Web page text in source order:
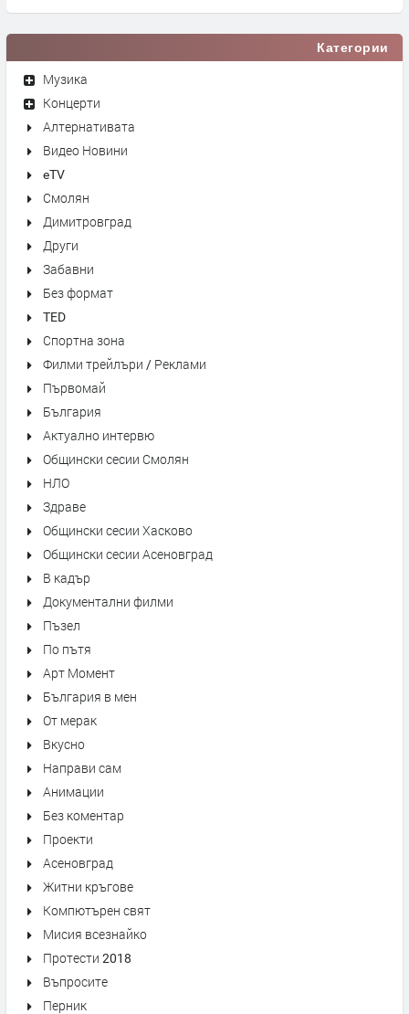
Категории
Музика
Концерти
Алтернативата
Видео Новини
eTV
Смолян
Димитровград
Други
Забавни
Без формат
TED
Спортна зона
Филми трейлъри / Реклами
Първомай
България
Актуално интервю
Общински сесии Смолян
НЛО
Здраве
Общински сесии Хасково
Общински сесии Асеновград
В кадър
Документални филми
Пъзел
По пътя
Арт Момент
България в мен
От мерак
Вкусно
Направи сам
Анимации
Без коментар
Проекти
Асеновград
Житни кръгове
Компютърен свят
Мисия всезнайко
Протести 2018
Въпросите
Перник